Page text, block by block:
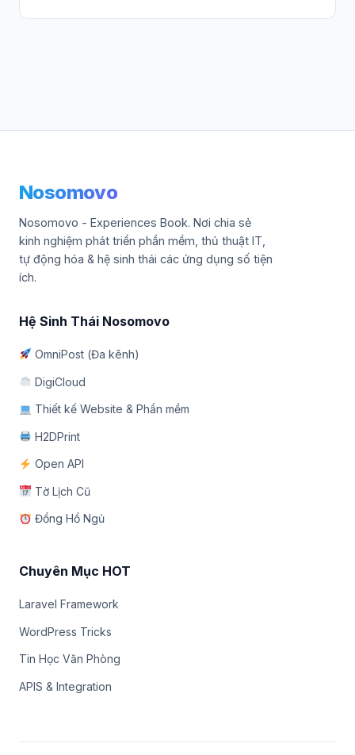
Nosomovo
Nosomovo - Experiences Book. Nơi chia sẻ
kinh nghiệm phát triển phần mềm, thủ thuật IT,
tự động hóa & hệ sinh thái các ứng dụng số tiện
ích.
Hệ Sinh Thái Nosomovo
OmniPost (Đa kênh)
DigiCloud
Thiết kế Website & Phần mềm
H2DPrint
Open API
Tờ Lịch Cũ
Đồng Hồ Ngủ
Chuyên Mục HOT
Laravel Framework
WordPress Tricks
Tin Học Văn Phòng
APIS & Integration